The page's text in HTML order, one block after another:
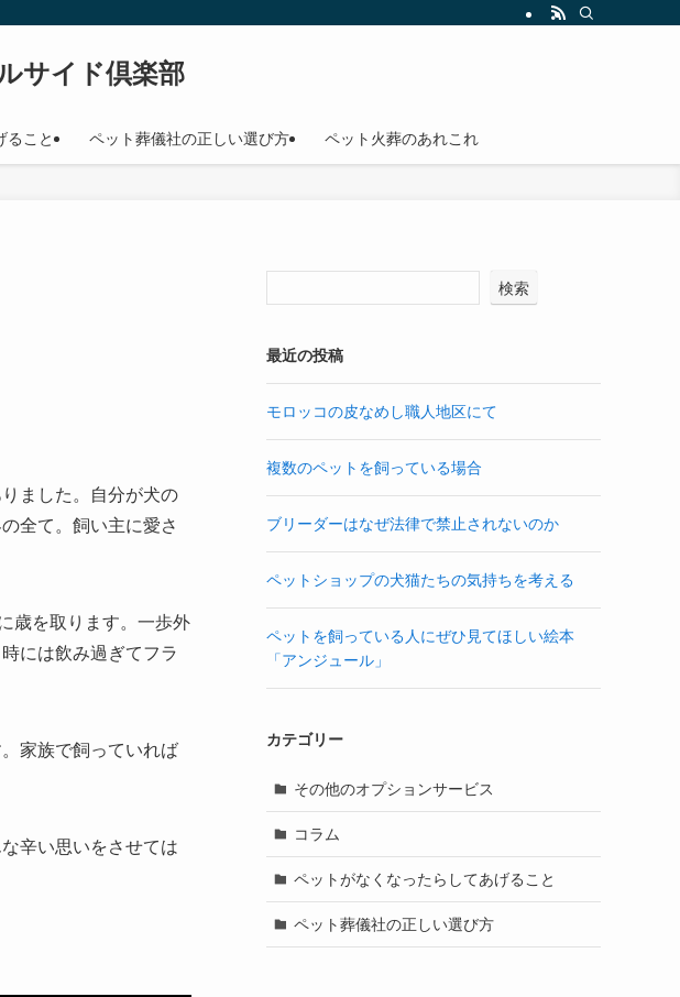
サイド倶楽部
ること ペット葬儀社の正しい選び方 ペット火葬のあれこれ
ました。自分が犬の
全て。飼い主に愛さ
歳を取ります。一歩外
には飲み過ぎてフラ
家族で飼っていれば
辛い思いをさせては
検索
最近の投稿
モロッコの皮なめし職人地区にて
複数のペットを飼っている場合
ブリーダーはなぜ法律で禁止されないのか
ペットショップの犬猫たちの気持ちを考える
ペットを飼っている人にぜひ見てほしい絵本
「アンジュール」
カテゴリー
その他のオプションサービス
コラム
ペットがなくなったらしてあげること
ペット葬儀社の正しい選び方